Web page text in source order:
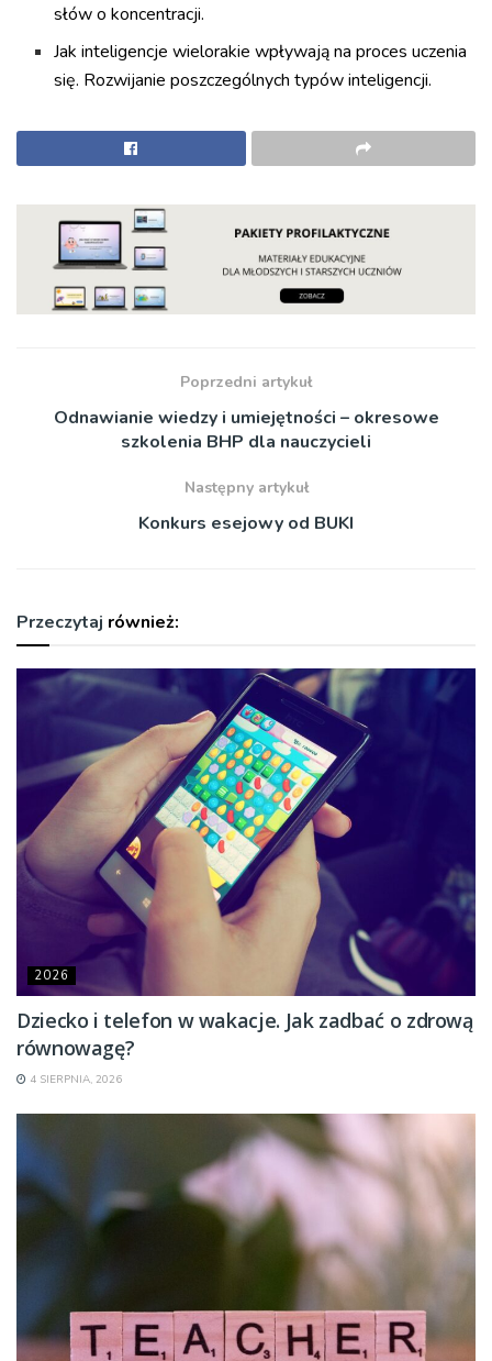
słów o koncentracji.
Jak inteligencje wielorakie wpływają na proces uczenia
się. Rozwijanie poszczególnych typów inteligencji.
Poprzedni artykuł
Odnawianie wiedzy i umiejętności – okresowe
szkolenia BHP dla nauczycieli
Następny artykuł
Konkurs esejowy od BUKI
Przeczytaj również:
2026
Dziecko i telefon w wakacje. Jak zadbać o zdrową
równowagę?
4 SIERPNIA, 2026